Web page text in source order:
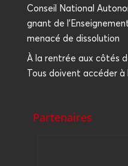
Conseil Natio­nal
gnant de
mena­cé de dissolution
À la ren­trée aux côtés
Tous doivent accé­der à
Partenaires